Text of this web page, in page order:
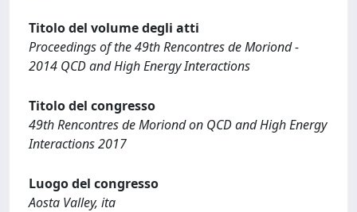
Titolo del volume degli atti
Proceedings of the 49th Rencontres de Moriond -
2014 QCD and High Energy Interactions
Titolo del congresso
49th Rencontres de Moriond on QCD and High Energy
Interactions 2017
Luogo del congresso
Aosta Valley, ita